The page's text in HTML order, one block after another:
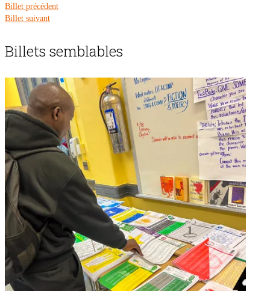
Billet précédent
Billet suivant
Billets semblables